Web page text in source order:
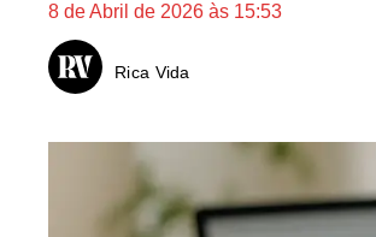
8 de Abril de 2026 às 15:53
Rica Vida